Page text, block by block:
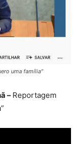
uma família"
– Reportagem